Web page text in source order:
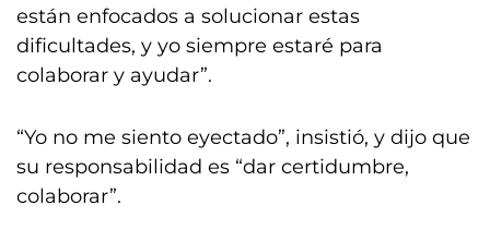
están enfocados a solucionar estas
dificultades, y yo siempre estaré para
colaborar y ayudar”.
“Yo no me siento eyectado”, insistió, y dijo que
su responsabilidad es “dar certidumbre,
colaborar”.